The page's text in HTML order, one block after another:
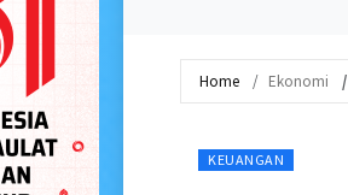
Home Ekonomi
KEUANGAN